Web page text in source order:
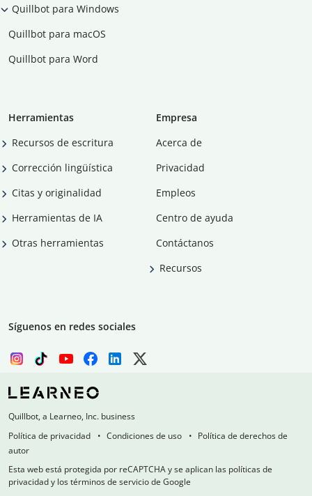
Quillbot para Windows
Quillbot para macOS
Quillbot para Word
Herramientas
Recursos de escritura
Corrección lingüística
Citas y originalidad
Herramientas de IA
Otras herramientas
Empresa
Acerca de
Privacidad
Empleos
Centro de ayuda
Contáctanos
Recursos
Síguenos en redes sociales
Quillbot, a Learneo, Inc. business
Política de privacidad
Condiciones de uso
Política de derechos de
autor
Esta web está protegida por reCAPTCHA y se aplican las políticas de
privacidad y los términos de servicio de Google